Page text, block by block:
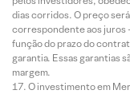
dias corridos. O preço
correspondente aos juros
função do prazo do
garantia. Essas garantias
margem.
O investimento em